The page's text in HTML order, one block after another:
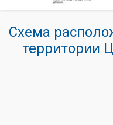
Схема
территории